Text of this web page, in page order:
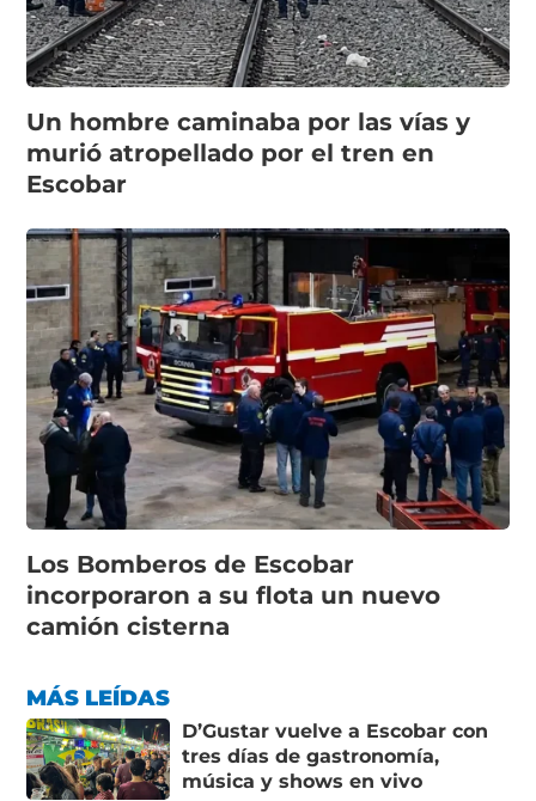
Un hombre caminaba por las vías y
murió atropellado por el tren en
Escobar
Los Bomberos de Escobar
incorporaron a su flota un nuevo
camión cisterna
MÁS LEÍDAS
D’Gustar vuelve a Escobar con
tres días de gastronomía,
música y shows en vivo